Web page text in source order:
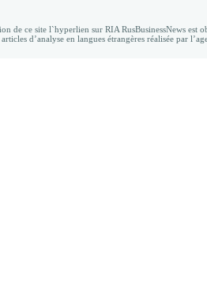
de ce site l`hyperlien sur RIA RusBusinessNews est
d’analyse en langues étrangères réalisée par